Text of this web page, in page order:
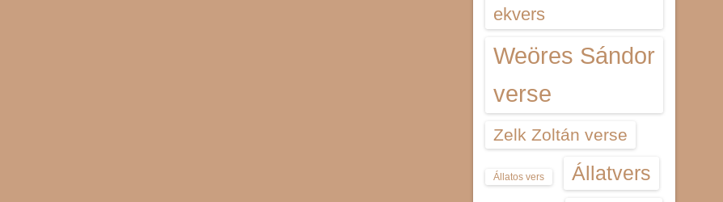
ekvers
Weöres Sándor
verse
Zelk Zoltán verse
Állatos vers Állatvers